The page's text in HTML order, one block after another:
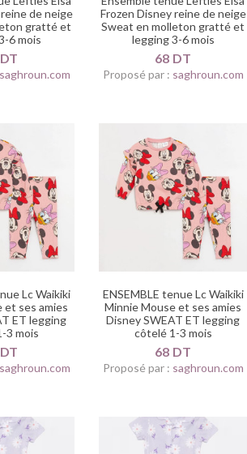
de neige
gratté et
6 mois
saghroun.com
Frozen Disney reine de neige
Sweat en molleton gratté et
legging 3-6 mois
68 DT
Proposé par : saghroun.com
Lc Waikiki
et ses amies
ET legging
3 mois
saghroun.com
ENSEMBLE tenue Lc Waikiki
Minnie Mouse et ses amies
Disney SWEAT ET legging
côtelé 1-3 mois
68 DT
Proposé par : saghroun.com